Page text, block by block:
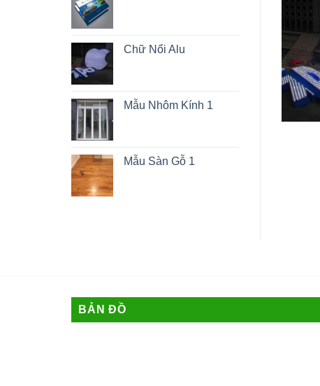
Chữ Nổi Alu
Mẫu Nhôm Kính 1
Mẫu Sàn Gỗ 1
Biển Chữ Nổi – 003
BẢN ĐỒ